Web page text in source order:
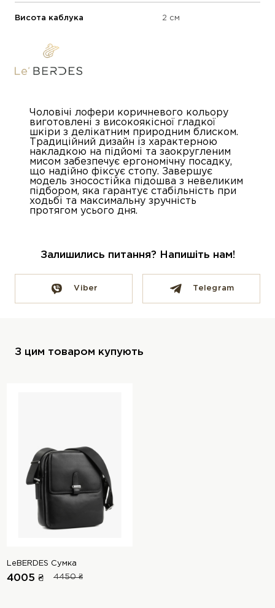
Висота каблука 2 см
Чоловічі лофери коричневого кольору
виготовлені з високоякісної гладкої
шкіри з делікатним природним блиском.
Традиційний дизайн із характерною
накладкою на підйомі та заокругленим
мисом забезпечує ергономічну посадку,
що надійно фіксує стопу. Завершує
модель зносостійка підошва з невеликим
підбором, яка гарантує стабільність при
ходьбі та максимальну зручність
протягом усього дня.
Залишились питання? Напишіть нам!
Viber Telegram
З цим товаром купують
LeBERDES Сумка
4005 ₴ 4450 ₴